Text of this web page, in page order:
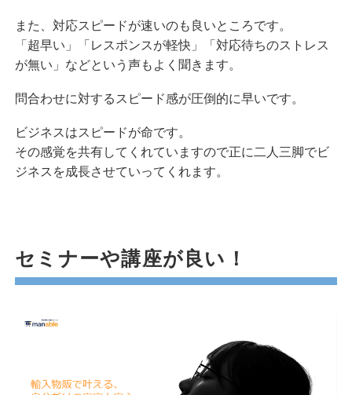
また、対応スピードが速いのも良いところです。
「超早い」「レスポンスが軽快」「対応待ちのストレス
が無い」などという声もよく聞きます。
問合わせに対するスピード感が圧倒的に早いです。
ビジネスはスピードが命です。
その感覚を共有してくれていますので正に二人三脚でビ
ジネスを成長させていってくれます。
セミナーや講座が良い！